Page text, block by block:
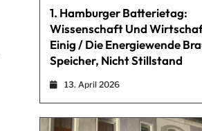
1. Hamburger Batterietag:
Wissenschaft Und
Einig / Die Energiewende
Speicher, Nicht Stillstand
13. April 2026